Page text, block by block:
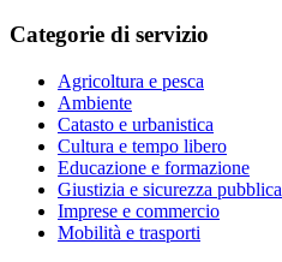
Categorie di servizio
Agricoltura e pesca
Ambiente
Catasto e urbanistica
Cultura e tempo libero
Educazione e formazione
Giustizia e sicurezza pubblica
Imprese e commercio
Mobilità e trasporti